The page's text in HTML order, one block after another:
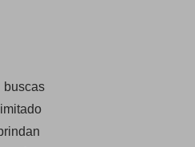
buscas